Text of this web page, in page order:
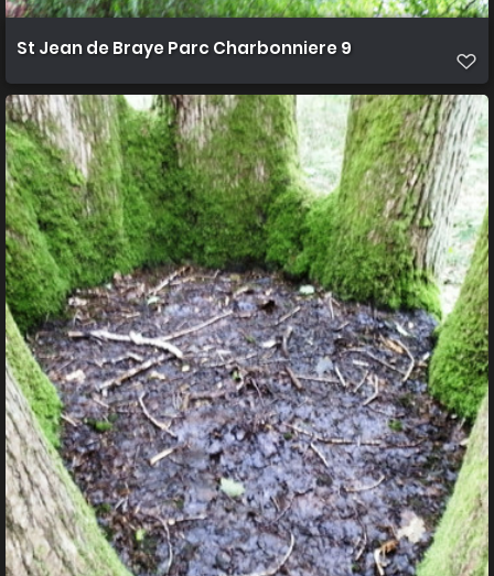
St Jean de Braye Parc Charbonniere 9